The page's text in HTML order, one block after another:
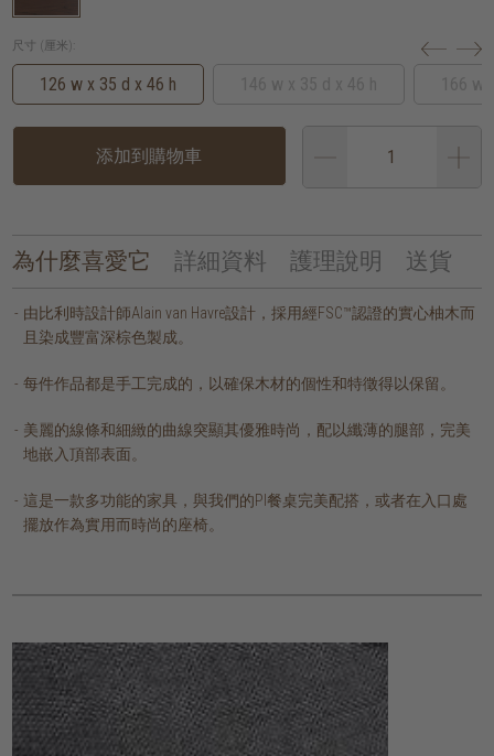
尺寸 (厘米):
126 w x 35 d x 46 h
添加到購物車
為什麼喜愛它 詳細資料 護理說明 送貨
由比利時設計師Alain van Havre設計，採用經FSC™認證的實心柚木而
且染成豐富深棕色製成。
每件作品都是手工完成的，以確保木材的個性和特徵得以保留。
美麗的線條和細緻的曲線突顯其優雅時尚，配以纖薄的腿部，完美
地嵌入頂部表面。
這是一款多功能的家具，與我們的PI餐桌完美配搭，或者在入口處
擺放作為實用而時尚的座椅。